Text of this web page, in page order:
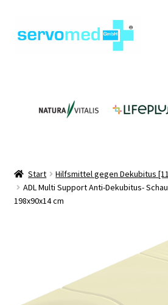
Navigation
Inhalt
Pflegehilfsmittel
Informationen
Start Hilfsmittel gegen Dekubitus
ADL Multi Support Anti-Dekubitus-
198x90x14 cm